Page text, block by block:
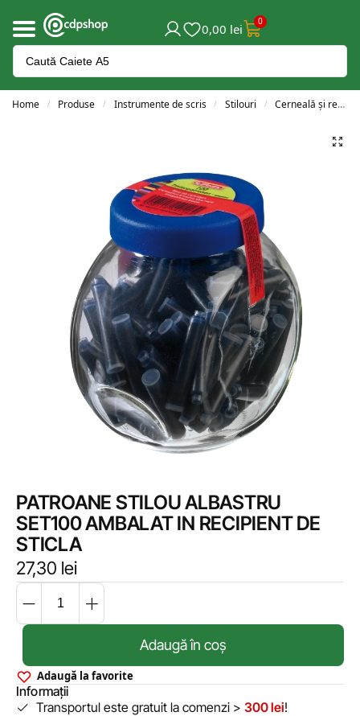
0,00 lei 0
Home / Produse / Instrumente de scris / Stilouri / Cerneală și rezerve
PATROANE STILOU ALBASTRU
SET100 AMBALAT IN RECIPIENT DE
STICLA
27,30 lei
Adaugă în coș
Adaugă la favorite
Informații
Transportul este gratuit la comenzi > 300 lei!